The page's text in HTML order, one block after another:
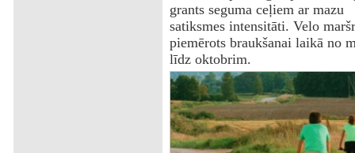
grants seguma ceļiem ar mazu
satiksmes intensitāti. Velo
piemērots braukšanai laikā no
līdz oktobrim.